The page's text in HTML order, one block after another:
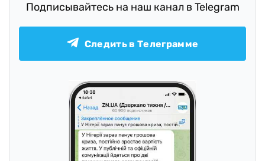
Подписывайтесь на наш канал в Telegram
Следить в Телеграмме